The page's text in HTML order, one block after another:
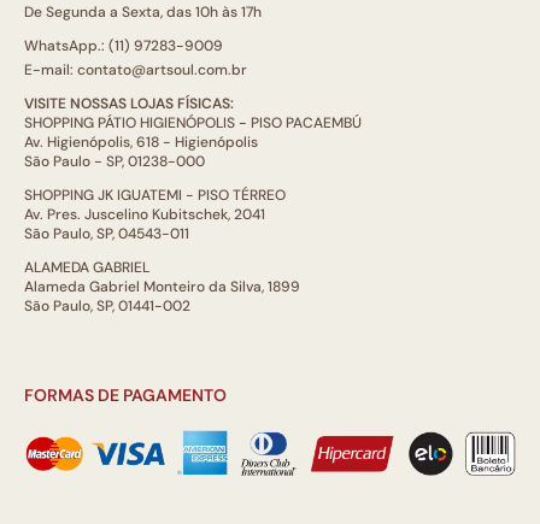
De Segunda a Sexta, das 10h às 17h
WhatsApp.: (11) 97283-9009
E-mail: contato@artsoul.com.br
VISITE NOSSAS LOJAS FÍSICAS:
SHOPPING PÁTIO HIGIENÓPOLIS - PISO PACAEMBÚ
Av. Higienópolis, 618 - Higienópolis
São Paulo - SP, 01238-000
SHOPPING JK IGUATEMI - PISO TÉRREO
Av. Pres. Juscelino Kubitschek, 2041
São Paulo, SP, 04543-011
ALAMEDA GABRIEL
Alameda Gabriel Monteiro da Silva, 1899
São Paulo, SP, 01441-002
FORMAS DE PAGAMENTO